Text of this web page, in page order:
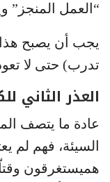
“العمل المنجز”
يجب أن يصبح هذا
تدرب) حتى لا
العذر الثاني
عادة ما يتصف
السيئة، فهم لم
هميستغرقون